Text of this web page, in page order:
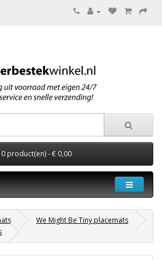
0 product(en) - € 0,00
We Might Be Tiny placemats